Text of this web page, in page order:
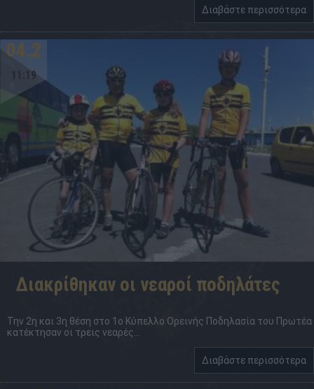
Διαβάστε περισσότερα
04.2
11:19
Διακρίθηκαν οι νεαροί ποδηλάτες
Την 2η και 3η θέση στο 1ο Κύπελλο Ορεινής Ποδηλασία του Πρωτέα
κατέκτησαν οι τρεις νεαρές...
Διαβάστε περισσότερα